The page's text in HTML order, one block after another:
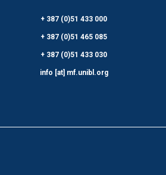
+ 387 (0)51 433 000
+ 387 (0)51 465 085
+ 387 (0)51 433 030
info [at] mf.unibl.org